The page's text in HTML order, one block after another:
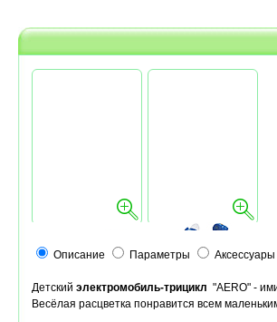
Описание Параметры Аксессуары
Детский электромобиль-трицикл "AERO" -
Весёлая расцветка понравится всем